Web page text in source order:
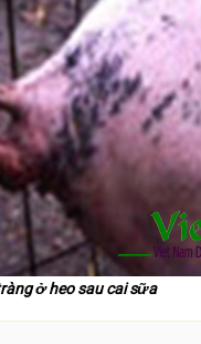
ở heo sau cai sữa